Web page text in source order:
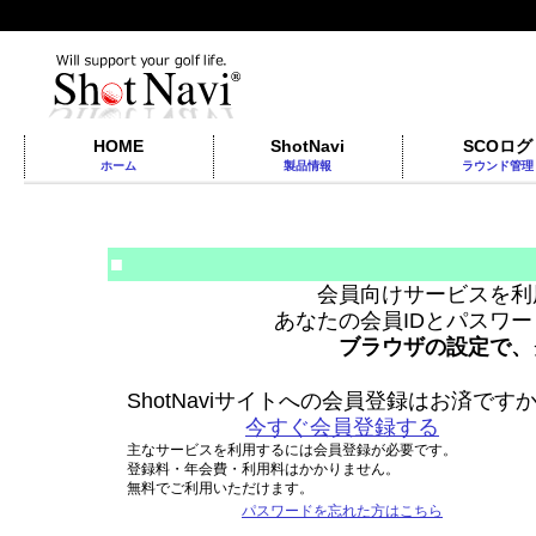
HOME
ホーム
ShotNavi
製品情報
SCOログ
ラウンド管理
■
会員向けサービスを
あなたの会員IDとパスワ
ブラウザの設定で
ShotNaviサイトへの会員登録はお済です
今すぐ会員登録する
主なサービスを利用するには会員登録が必要です。
登録料・年会費・利用料はかかりません。
無料でご利用いただけます。
パスワードを忘れた方はこちら